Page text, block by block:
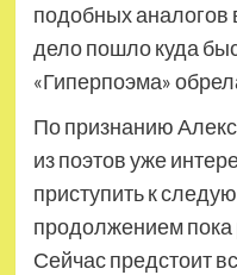
подобных аналогов
дело пошло куда
«Гиперпоэма»
По признанию
из поэтов уже
приступить к
продолжением пока
Сейчас предстоит